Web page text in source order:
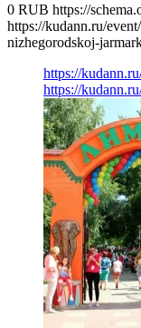
0 RUB https://
https://kudann.ru/
nizhegorodskoj-
https://
https://